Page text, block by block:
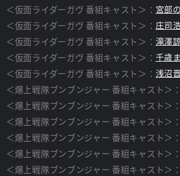
＜仮面ライダーガヴ 番組キャスト＞： 宮部
＜仮面ライダーガヴ 番組キャスト＞： 庄司
＜仮面ライダーガヴ 番組キャスト＞： 滝澤
＜仮面ライダーガヴ 番組キャスト＞： 千歳
＜仮面ライダーガヴ 番組キャスト＞： 浅沼
＜爆上戦隊ブンブンジャー 番組キャスト＞：
＜爆上戦隊ブンブンジャー 番組キャスト＞：
＜爆上戦隊ブンブンジャー 番組キャスト＞：
＜爆上戦隊ブンブンジャー 番組キャスト＞：
＜爆上戦隊ブンブンジャー 番組キャスト＞：
＜爆上戦隊ブンブンジャー 番組キャスト＞：